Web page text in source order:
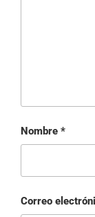
Nombre *
Correo